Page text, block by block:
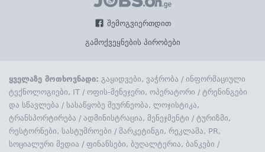
შემოგვიერთდით
გამოქვეყნების პირობები
ყველაზე მოთხოვნადი: გაყიდვები, ვაჭრობა / ინფორმაციული
ტექნოლოგიები, IT / ოფის-მენეჯერი, ოპერატორი / ტრენინგები
და სწავლება / სასაწყობე მეურნეობა, ლოჯისტიკა,
ტრანსპორტირება / ადმინისტრაცია, მენეჯმენტი / ტურიზმი,
რესტორნები, სასტუმროები / მარკეტინგი, რეკლამა, PR,
სოციალური მედია / ფინანსები, ბუღალტერია, ბანკები /